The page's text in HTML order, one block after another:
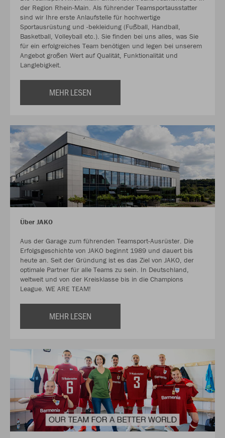
der Region Rhein-Main. Als führender Teamsportausstatter
sind wir Ihre erste Anlaufstelle für hochwertige
Sportausrüstung und -bekleidung (Fußball, Handball,
Basketball, Volleyball etc.). Sie finden bei uns alles, was Sie
für ein erfolgreiches Team benötigen und legen bei unserem
Angebot großen Wert auf Qualität, Funktionalität und
Langlebigkeit.
MEHR LESEN
Über JAKO
Aus der Garage zum führenden Teamsport-Ausrüster. Die
Erfolgsgeschichte von JAKO beginnt 1989 und dauert bis
heute an. Seit der Gründung ist es das Ziel von JAKO, der
optimale Partner für alle Teams zu sein. In Deutschland,
weltweit und von der Kreisklasse bis in die Champions
League. WE ARE TEAM!
MEHR LESEN